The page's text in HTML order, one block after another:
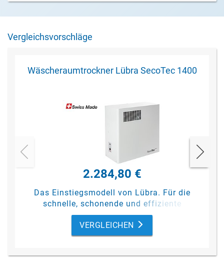
Vergleichsvorschläge
Wäscheraumtrockner Lübra SecoTec 1400
2.284,80 €
Das Einstiegsmodell von Lübra. Für die
schnelle, schonende und effiziente
Trocknung von bis zu 7,5 kg Wäsche pro
Trockengang.
VERGLEICHEN